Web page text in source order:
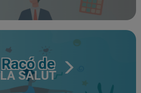
Racó de
LA SALUT